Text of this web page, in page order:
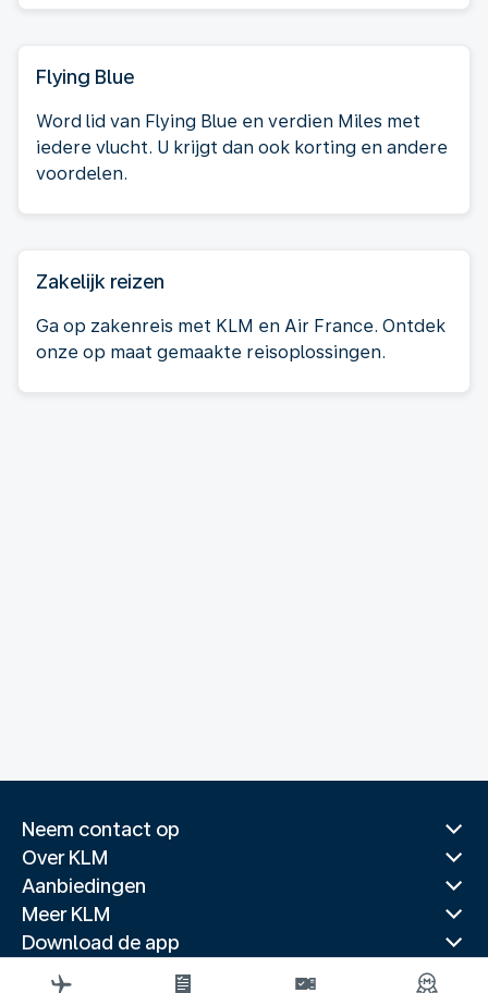
Flying Blue
Word lid van Flying Blue en verdien Miles met
iedere vlucht. U krijgt dan ook korting en andere
voordelen.
Zakelijk reizen
Ga op zakenreis met KLM en Air France. Ontdek
onze op maat gemaakte reisoplossingen.
Neem contact op
Over KLM
Aanbiedingen
Meer KLM
Download de app
Gerelateerde websites